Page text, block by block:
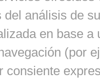
análisis de
en base
(por
consiente